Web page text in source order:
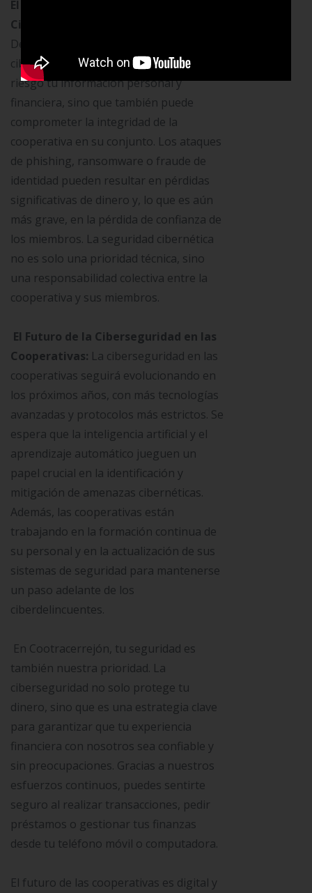
El Impacto de los Ataques
Cibernéticos:
Debemos Prevenirlos, Un ataque
cibernético exitoso no solo pone en
riesgo tu información personal y
financiera, sino que también puede
comprometer la integridad de la
cooperativa en su conjunto. Los ataques
de phishing, ransomware o fraude de
identidad pueden resultar en pérdidas
significativas de dinero y, lo que es aún
más grave, en la pérdida de confianza de
los miembros. La seguridad cibernética
no es solo una prioridad técnica, sino
una responsabilidad colectiva entre la
cooperativa y sus miembros.
El Futuro de la Ciberseguridad en las
Cooperativas: La ciberseguridad en las
cooperativas seguirá evolucionando en
los próximos años, con más tecnologías
avanzadas y protocolos más estrictos. Se
espera que la inteligencia artificial y el
aprendizaje automático jueguen un
papel crucial en la identificación y
mitigación de amenazas cibernéticas.
Además, las cooperativas están
trabajando en la formación continua de
su personal y en la actualización de sus
sistemas de seguridad para mantenerse
un paso adelante de los
ciberdelincuentes.
En Cootracerrejón, tu seguridad es
también nuestra prioridad. La
ciberseguridad no solo protege tu
dinero, sino que es una estrategia clave
para garantizar que tu experiencia
financiera con nosotros sea confiable y
sin preocupaciones. Gracias a nuestros
esfuerzos continuos, puedes sentirte
seguro al realizar transacciones, pedir
préstamos o gestionar tus finanzas
desde tu teléfono móvil o computadora.
El futuro de las cooperativas es digital y